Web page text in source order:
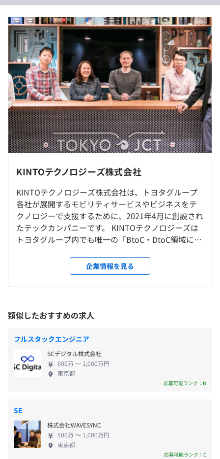
また、モビリティサービスブランド『KINTO』は世界30
以上の国々に展開しています。やりがいや充実感の大きい
仕事に取り組むことができます。
②中長期的な目線でサービスと向き合う
トヨタグループに属する企業であるため、資金面や組織面
の基盤が強く、短期的なビジネスの状況に左右されずにプ
ロダクト開発に集中できます。
腰を据えて特定のサービスと向き合いたい方に適した環境
です。
・KINTO Unlimited：「進化」と「見守り」でクルマの価
値を維持しリーズナブルな新サブスクリプションサービス
・TOYOTA UPGRADE FACTORY/LEXUS UPGRADE
FACTORY：愛車にメーカーオプションを後付けできるア
ップグレードサービス
・KINTO 中古車：新車KINTO ONEの返却車両を活用した
リーズナブルなサブスクリプションサービス
・モビリティマーケット：KINTO契約者向け優待サイト
・PRISM：好みをAIで分析・レコメンとする、おでかけイ
・GLOBAL KINTO ID Platform：各国間および国内の異サ
・TOYOTA wallet：トヨタのキャッシュレス決済アプリ
〈東京／神保町オフィス〉東京都千代田区神田錦町三丁目
22番地 テラススクエア8F
〈大阪オフィス〉大阪府大阪市中央区南船場4丁目3番11
号 大阪豊田ビル4F
※大阪オフィスは7月移転予定：大阪市北区梅田三丁目1
番3号 ノースゲートビルディング20F
東京オフィス、または大阪オフィス
会社の定める場所
受動喫煙防止措置に関する事項
従業員に対する受動喫煙対策：各勤務地において敷地内禁
煙（屋内喫煙可能場所あり）
〈東京／室町オフィス〉東京メトロ 半蔵門線・銀座線
「三越前駅」直結 A6番出口／JR 総武線快速「新日本橋
駅」直結
〈東京／神保町オフィス〉東京メトロ半蔵門線・都営三田
月給制：基本給 389,000円～／月
※一定の職制以上は固定残業代制（30時間分を月給にあ
わせて支給、超過分は別途支給）
（※想定年収は年収提示額を保証するものではありません）
《フレックスタイム制》
・コアタイムなし（フルフレックス）
休憩時間：60分
《年間休日：121日》
・原則土・日・祝祭日
・有給休暇（初年度：入社月に応じ付与。2年目以降：毎
年1月に規定日数を付与）
※ただし、一定の職制以上は固定残業代制（30時間分を
月給にあわせて支給、超過分は別途支給）
・通勤手当：会社規定に基づき支給
・家族手当：20,000円／子ども1人
賞与：年2回（7月・12月）
KINTOテクノロジーズ株式会社
KINTOテクノロジーズ株式会社は、トヨタグループ
各社が展開するモビリティサービスやビジネスをテ
クノロジーで支援するために、2021年4月に創設され
たテックカンパニーです。 KINTOテクノロジーズは
トヨタグループ内でも唯一の「BtoC・DtoC領域に特
るグローバルモビリティブランド『KINTO』関連プ
ロダクトや、マルチモーダルモビリティサービス
『my route』など、「クルマに乗る人」に焦点を当
います。 ■「人とクルマ」を取り巻く環境の変化 現
在、自動車業界では100年に1度と言われるほどの大
変動が起きています。 まず、大きな変化として挙げ
られるのが、自動車とその関連技術の急速な発展で
す。 自動車はネットワークに接続され、外部システ
ムとの情報のやりとりが可能になりました。 これに
より、位置情報などのデータの収集・活用やソフト
たのです。 クルマに対する人々の認識や行動も変化
しています。 電気自動車の世界的な普及に加え、ク
ルマに関する消費行動が「所有」から「利活用」へ
とシフトしていることも、自動車メーカーや産業に
とって影響を与える要素です。 さらに、デジタル化
企業情報を見る
類似したおすすめの求人
フルスタックエンジニア
SCデジタル株式会社
600万 〜 1,000万円
東京都
応募可能ランク：B
SE
株式会社WAVESYNC
500万 〜 1,000万円
東京都
応募可能ランク：C